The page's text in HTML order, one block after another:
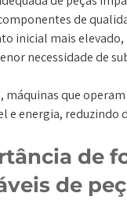
de
inicial mais
necessidade de
máquinas que
e energia, reduzindo
de
de